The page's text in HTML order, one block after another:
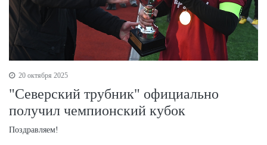
20 октября 2025
"Северский трубник" официально
получил чемпионский кубок
Поздравляем!